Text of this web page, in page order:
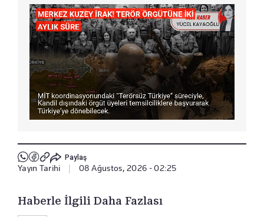
Paylaş
Yayın Tarihi | 08 Ağustos, 2026 - 02:25
Haberle İlgili Daha Fazlası